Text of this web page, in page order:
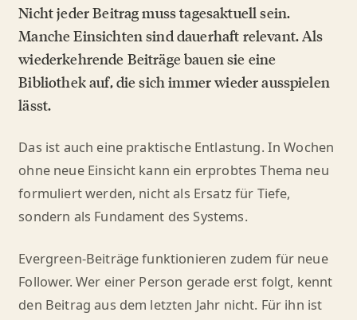
Nicht jeder Beitrag muss tagesaktuell sein.
Manche Einsichten sind dauerhaft relevant. Als
wiederkehrende Beiträge bauen sie eine
Bibliothek auf, die sich immer wieder ausspielen
lässt.
Das ist auch eine praktische Entlastung. In Wochen
ohne neue Einsicht kann ein erprobtes Thema neu
formuliert werden, nicht als Ersatz für Tiefe,
sondern als Fundament des Systems.
Evergreen-Beiträge funktionieren zudem für neue
Follower. Wer einer Person gerade erst folgt, kennt
den Beitrag aus dem letzten Jahr nicht. Für ihn ist